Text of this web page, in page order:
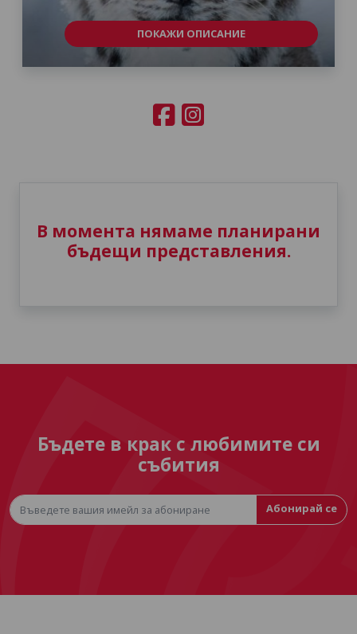
ПОКАЖИ ОПИСАНИЕ
В момента нямаме планирани
бъдещи представления.
Бъдете в крак с любимите си
събития
Абонирай се